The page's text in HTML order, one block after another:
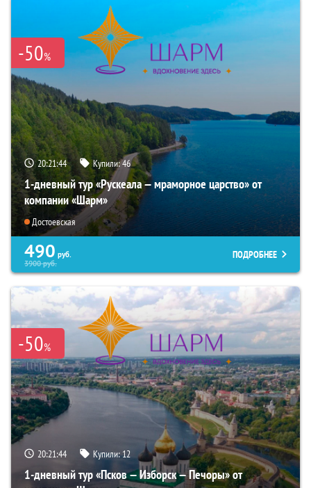
-50%
20:21:43 Купили:46
1-дневный тур «Рускеала — мраморное царство» от
компании «Шарм»
Достоевская
490 руб.
3900руб.
ПОДРОБНЕЕ
-50%
20:21:43 Купили:12
1-дневный тур «Псков — Изборск — Печоры» от